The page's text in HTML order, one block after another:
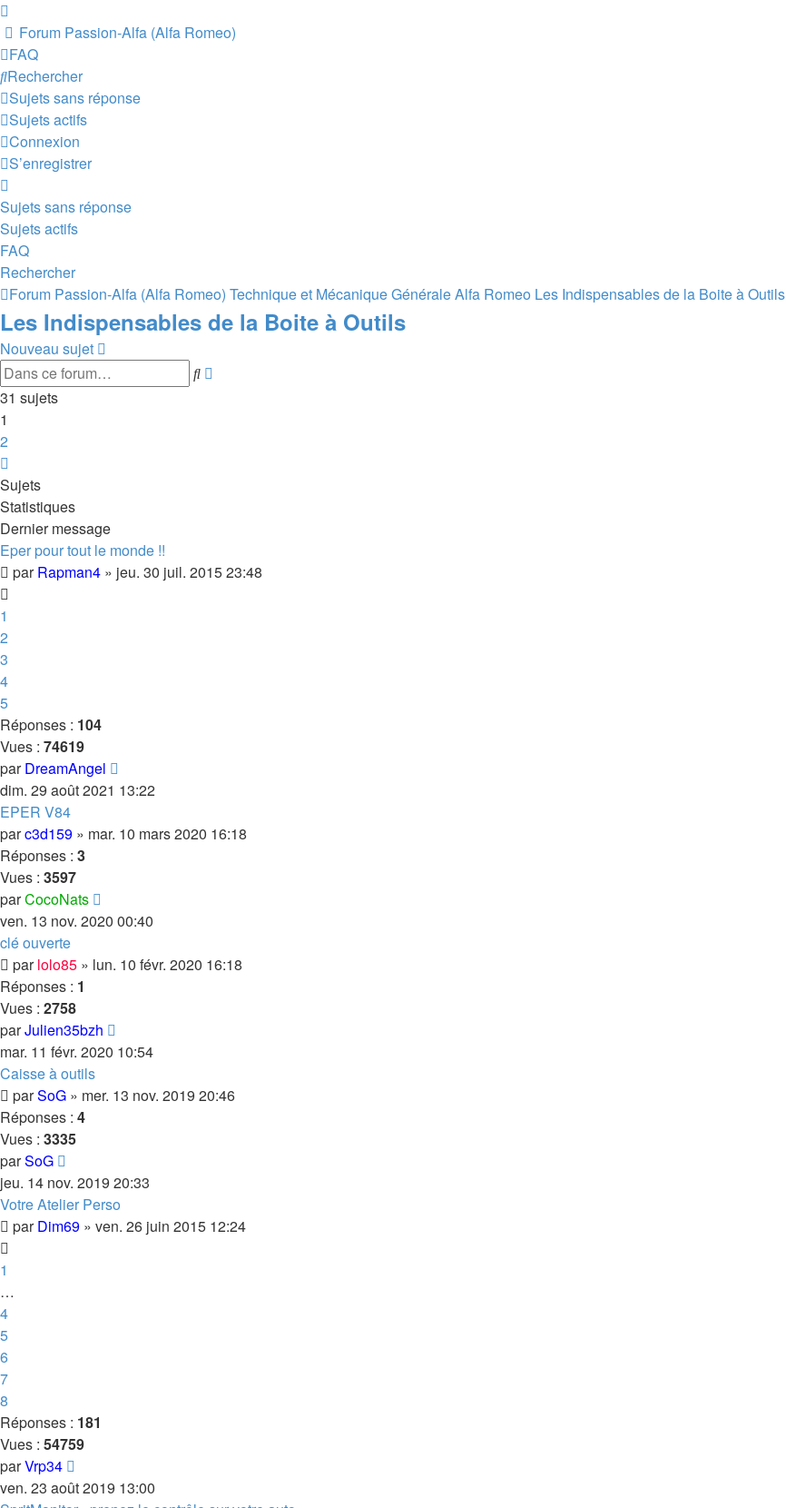
Forum Passion-Alfa (Alfa Romeo)
FAQ
Rechercher
Sujets sans réponse
Sujets actifs
Connexion
S’enregistrer
Sujets sans réponse
Sujets actifs
FAQ
Rechercher
Forum Passion-Alfa (Alfa Romeo) Technique et Mécanique Générale Alfa Romeo Les Indispensables de la Boite à Outils
Les Indispensables de la Boite à Outils
Nouveau sujet
Rechercher
31 sujets
1
2
Sujets
Statistiques
Dernier message
Eper pour tout le monde !!
parRapman4 » jeu. 30 juil. 2015 23:48
1
2
3
4
5
Réponses : 104
Vues : 74619
parDreamAngel
dim. 29 août 2021 13:22
EPER V84
parc3d159 » mar. 10 mars 2020 16:18
Réponses : 3
Vues : 3597
parCocoNats
ven. 13 nov. 2020 00:40
clé ouverte
parlolo85 » lun. 10 févr. 2020 16:18
Réponses : 1
Vues : 2758
parJulien35bzh
mar. 11 févr. 2020 10:54
Caisse à outils
parSoG » mer. 13 nov. 2019 20:46
Réponses : 4
Vues : 3335
parSoG
jeu. 14 nov. 2019 20:33
Votre Atelier Perso
parDim69 » ven. 26 juin 2015 12:24
1
…
4
5
6
7
8
Réponses : 181
Vues : 54759
parVrp34
ven. 23 août 2019 13:00